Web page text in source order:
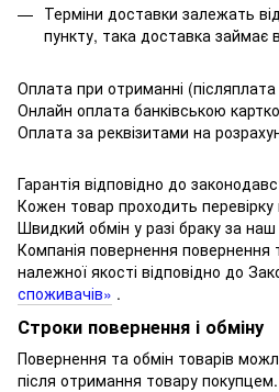
Терміни доставки залежать
пункту, така доставка займає
Оплата при отриманні
Онлайн оплата банківською
Оплата за реквізитами на
Гарантія відповідно до
Кожен товар проходить
Швидкий обмін у разі браку за
Компанія повернення повернення
належної якості відповідно до
споживачів» .
Строки повернення і обміну
Повернення та обмін товарів
після отримання товару покупцем.